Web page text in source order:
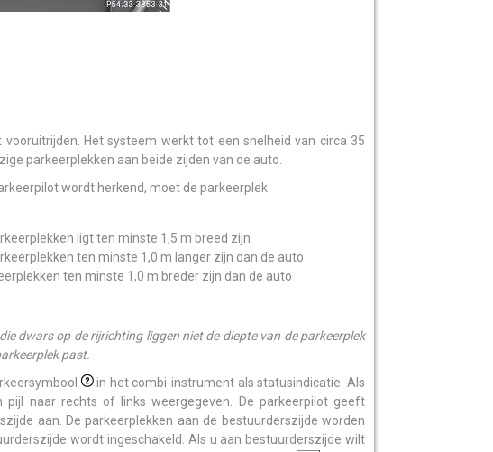
Het systeem werkt tot een snelheid van circa 35
parkeerplekken aan beide zijden van de auto.
wordt herkend, moet de parkeerplek:
ligt ten minste 1,5 m breed zijn
ten minste 1,0 m langer zijn dan de auto
ten minste 1,0 m breder zijn dan de auto
dwars op de rijrichting liggen niet de diepte van de parkeerplek
past.
in het combi-instrument als statusindicatie. Als
pijl naar rechts of links weergegeven. De parkeerpilot geeft
aan. De parkeerplekken aan de bestuurderszijde worden
wordt ingeschakeld. Als u aan bestuurderszijde wilt